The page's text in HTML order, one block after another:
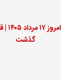
گذشت